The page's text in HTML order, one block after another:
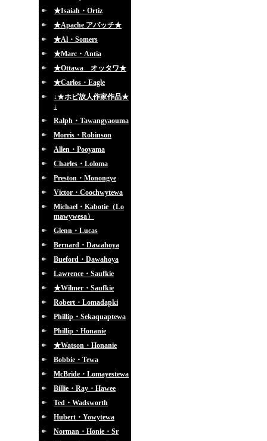
★Isaiah・Ortiz
★Apache アパッチ★
★Al・Somers
★Marc・Antia
★Ottawa オッタワ★
★Carlos・Eagle
↓★ホピ故人作家作品★
↓
Ralph・Tawangyaouma
Morris・Robinson
Allen・Pooyama
Charles・Loloma
Preston・Monongye
Victor・Coochwytewa
Michael・Kabotie（Lo
mawywesa）
Glenn・Lucas
Bernard・Dawahoya
Bueford・Dawahoya
Lawrence・Saufkie
★Wilmer・Saufkie
Robert・Lomadapki
Phillip・Sekaquaptewa
Phillip・Honanie
★Watson・Honanie
Bobbie・Tewa
McBride・Lomayestewa
Billie・Ray・Hawee
Ted・Wadsworth
Hubert・Yowytewa
Norman・Honie・Sr